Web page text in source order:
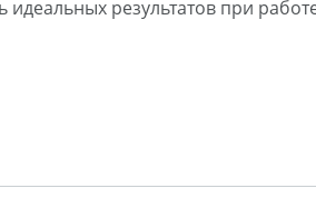
идеальных результатов при